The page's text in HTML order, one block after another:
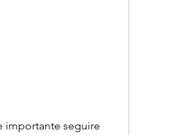
importante seguire